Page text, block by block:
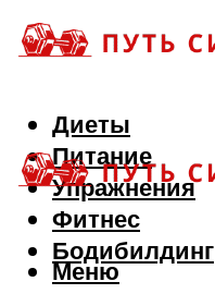
Диеты
Питание
Упражнения
Фитнес
Бодибилдинг
Меню